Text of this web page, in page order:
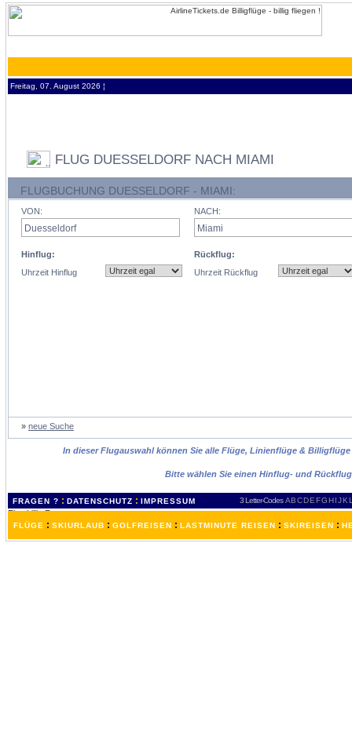
Freitag, 07. August 2026 ¦
FLUG DUESSELDORF NACH MIAMI
FLUGBUCHUNG DUESSELDORF - MIAMI:
VON:
Hinflug:
Uhrzeit Hinflug
NACH:
Rückflug:
Uhrzeit Rückflug
» neue Suche
In dieser Flugauswahl können Sie alle Flüge, Linienflüge &
Bitte wählen Sie einen Hinflug- und
FRAGEN ? : DATENSCHUTZ : IMPRESSUM 3 Letter-Codes ABCDEFGH IJKL
FLÜGE : SKIURLAUB : GOLFREISEN : LASTMINUTE REISEN : SKIREISEN :